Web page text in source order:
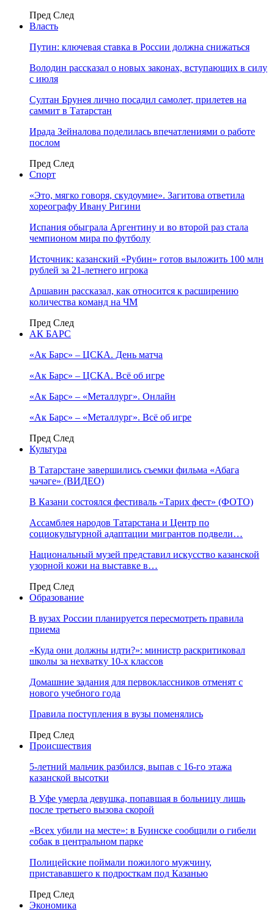
Пред След
Власть
Путин: ключевая ставка в России должна снижаться
Володин рассказал о новых законах, вступающих в силу
с июля
Султан Брунея лично посадил самолет, прилетев на
саммит в Татарстан
Ирада Зейналова поделилась впечатлениями о работе
послом
Пред След
Спорт
«Это, мягко говоря, скудоумие». Загитова ответила
хореографу Ивану Ригини
Испания обыграла Аргентину и во второй раз стала
чемпионом мира по футболу
Источник: казанский «Рубин» готов выложить 100 млн
рублей за 21-летнего игрока
Аршавин рассказал, как относится к расширению
количества команд на ЧМ
Пред След
АК БАРС
«Ак Барс» – ЦСКА. День матча
«Ак Барс» – ЦСКА. Всё об игре
«Ак Барс» – «Металлург». Онлайн
«Ак Барс» – «Металлург». Всё об игре
Пред След
Культура
В Татарстане завершились съемки фильма «Абага
чәчәге» (ВИДЕО)
В Казани состоялся фестиваль «Тарих фест» (ФОТО)
Ассамблея народов Татарстана и Центр по
социокультурной адаптации мигрантов подвели…
Национальный музей представил искусство казанской
узорной кожи на выставке в…
Пред След
Образование
В вузах России планируется пересмотреть правила
приема
«Куда они должны идти?»: министр раскритиковал
школы за нехватку 10-х классов
Домашние задания для первоклассников отменят с
нового учебного года
Правила поступления в вузы поменялись
Пред След
Происшествия
5-летний мальчик разбился, выпав с 16-го этажа
казанской высотки
В Уфе умерла девушка, попавшая в больницу лишь
после третьего вызова скорой
«Всех убили на месте»: в Буинске сообщили о гибели
собак в центральном парке
Полицейские поймали пожилого мужчину,
пристававшего к подросткам под Казанью
Пред След
Экономика